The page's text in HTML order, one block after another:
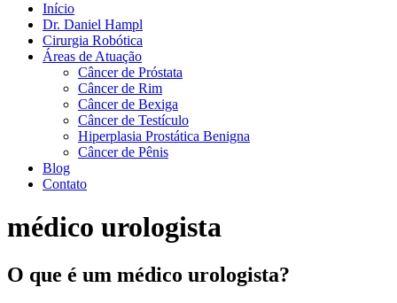
Início
Dr. Daniel Hampl
Cirurgia Robótica
Áreas de Atuação
Câncer de Próstata
Câncer de Rim
Câncer de Bexiga
Câncer de Testículo
Hiperplasia Prostática Benigna
Câncer de Pênis
Blog
Contato
médico urologista
O que é um médico urologista?